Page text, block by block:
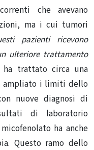
che avevano
ma i cui tumori
pazienti ricevono
ulteriore trattamento
trattato circa una
ampliato i limiti dello
nuove diagnosi di
di laboratorio
ha anche
Questo ramo dello